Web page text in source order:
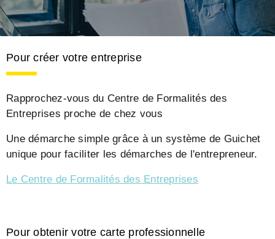
Pour créer votre entreprise
Rapprochez-vous du Centre de Formalités des
Entreprises proche de chez vous
Une démarche simple grâce à un système de Guichet
unique pour faciliter les démarches de l'entrepreneur.
Le Centre de Formalités des Entreprises
Pour obtenir votre carte professionnelle